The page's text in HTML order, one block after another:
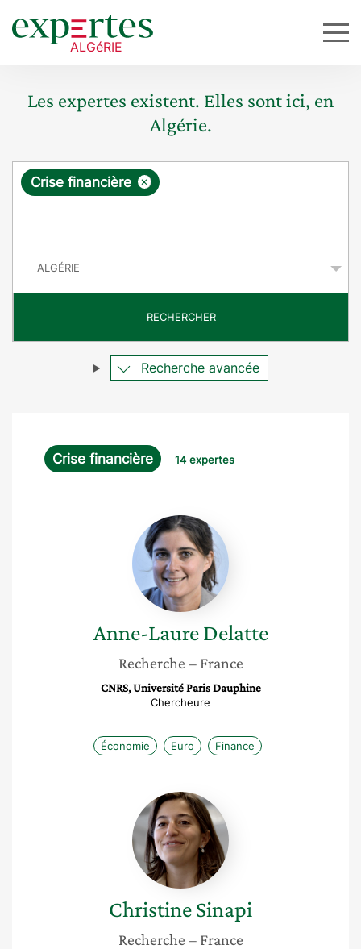
Les expertes existent. Elles sont ici, en
Algérie.
R
ê
e
×
Crise financière
RECHERCHER
Recherche avancée
Crise financière 14 expertes
Anne-
Laure
Delatte
Anne-Laure Delatte
Recherche – France
CNRS, Université Paris Dauphine
Chercheure
Économie Euro Finance
Christine
Sinapi
ChristineSinapi
Recherche – France